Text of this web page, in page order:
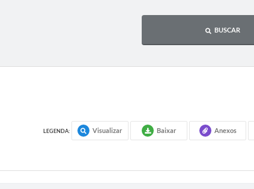
BUSCAR
LEGENDA: Visualizar Baixar Anexos